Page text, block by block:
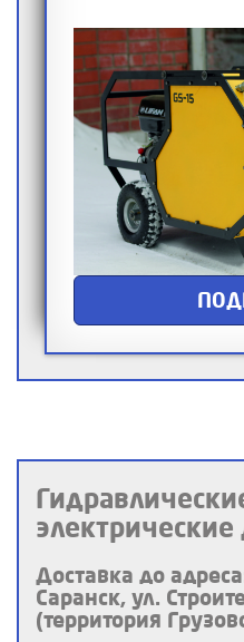
Доставка до
Саранск, ул.
(территория